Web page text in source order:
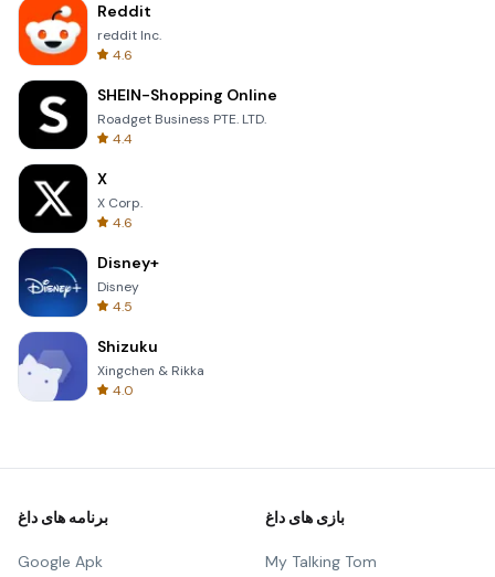
Reddit
reddit Inc.
4.6
SHEIN-Shopping Online
Roadget Business PTE. LTD.
4.4
X
X Corp.
4.6
Disney+
Disney
4.5
Shizuku
Xingchen & Rikka
4.0
برنامه های داغ
Google Apk
بازی های داغ
My Talking Tom